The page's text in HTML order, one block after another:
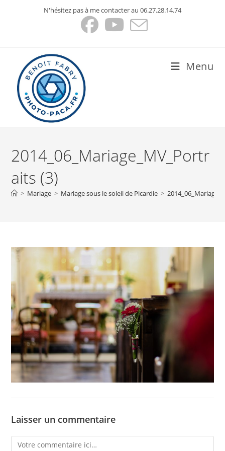
N'hésitez pas à me contacter au 06.27.28.14.74
Menu
2014_06_Mariage_MV_Portr
aits (3)
> Mariage > Mariage sous le soleil de Picardie >
Laisser un commentaire
Comment